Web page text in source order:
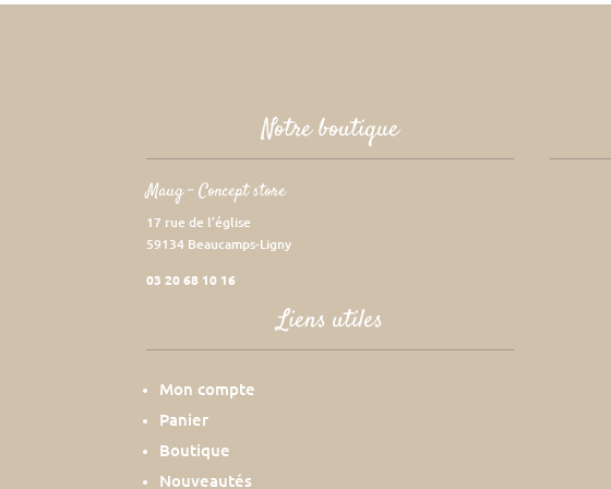
Notre boutique
Maug – Concept store
17 rue de l’église
59134 Beaucamps-Ligny
03 20 68 10 16
Liens utiles
Mon compte
Panier
Boutique
Nouveautés